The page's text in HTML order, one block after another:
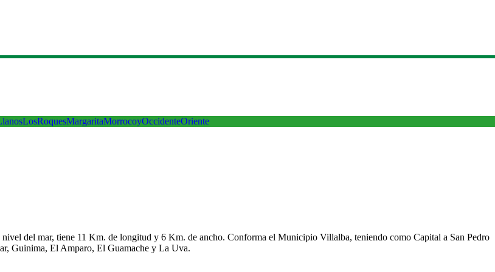
LosRoquesMargaritaMorrocoyOccidenteOriente
nivel del mar, tiene 11 Km. de longitud y 6 Km. de ancho. Conforma el Municipio Villalba, teniendo como Capital a San Pedro
Guinima, El Amparo, El Guamache y La Uva.